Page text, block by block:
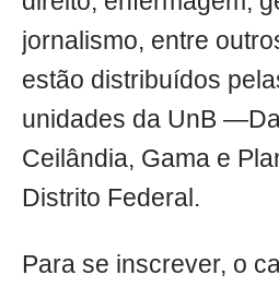
jornalismo, entre
estão distribuídos
unidades da UnB
Ceilândia, Gama e
Distrito Federal.
Para se inscrever, o